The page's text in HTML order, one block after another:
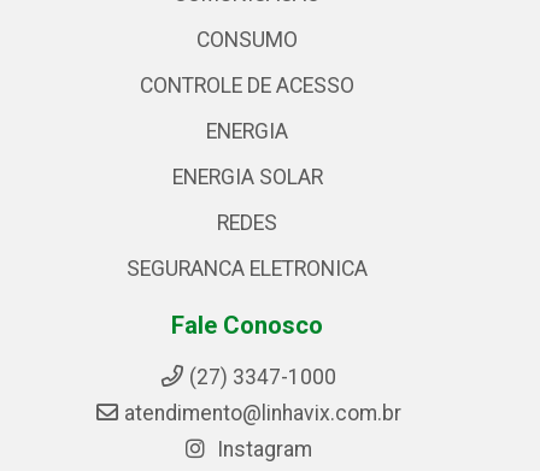
CONSUMO
CONTROLE DE ACESSO
ENERGIA
ENERGIA SOLAR
REDES
SEGURANCA ELETRONICA
Fale Conosco
(27) 3347-1000
atendimento@linhavix.com.br
Instagram